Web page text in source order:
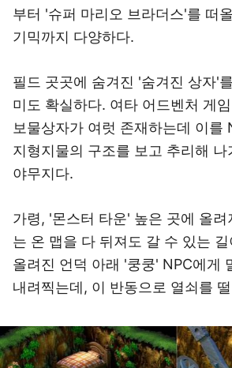
부터 '슈퍼 마리오 브라더스'를 떠
기믹까지 다양하다.
필드 곳곳에 숨겨진 '숨겨진 상자'
미도 확실하다. 여타 어드벤처 게
보물상자가 여럿 존재하는데 이를
지형지물의 구조를 보고 추리해 나
야무지다.
가령, '몬스터 타운' 높은 곳에 올려
는 온 맵을 다 뒤져도 갈 수 있는
올려진 언덕 아래 '쿵쿵' NPC에게
내려찍는데, 이 반동으로 열쇠를